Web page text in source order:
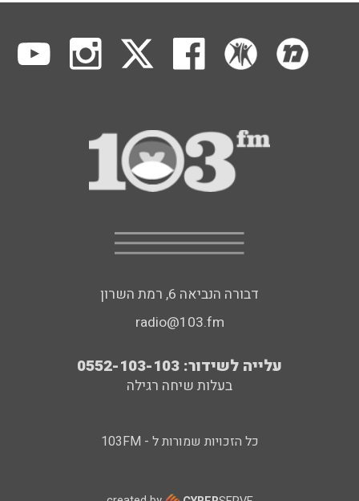
דבורה הנביאה 6, רמת השרון
radio@103.fm
עלייה לשידור: 0552-103-103
בעלות שיחה רגילה
כל הזכויות שמורות ל - 103FM